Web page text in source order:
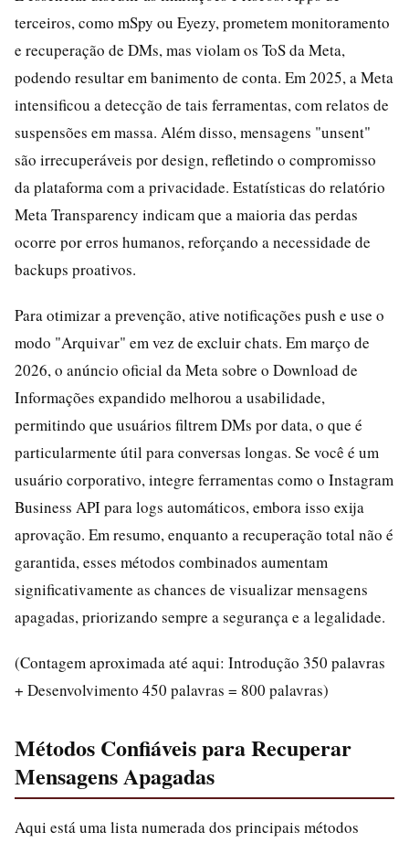
terceiros, como mSpy ou Eyezy, prometem monitoramento
e recuperação de DMs, mas violam os ToS da Meta,
podendo resultar em banimento de conta. Em 2025, a Meta
intensificou a detecção de tais ferramentas, com relatos de
suspensões em massa. Além disso, mensagens "unsent"
são irrecuperáveis por design, refletindo o compromisso
da plataforma com a privacidade. Estatísticas do relatório
Meta Transparency indicam que a maioria das perdas
ocorre por erros humanos, reforçando a necessidade de
backups proativos.
Para otimizar a prevenção, ative notificações push e use o
modo "Arquivar" em vez de excluir chats. Em março de
2026, o anúncio oficial da Meta sobre o Download de
Informações expandido melhorou a usabilidade,
permitindo que usuários filtrem DMs por data, o que é
particularmente útil para conversas longas. Se você é um
usuário corporativo, integre ferramentas como o Instagram
Business API para logs automáticos, embora isso exija
aprovação. Em resumo, enquanto a recuperação total não é
garantida, esses métodos combinados aumentam
significativamente as chances de visualizar mensagens
apagadas, priorizando sempre a segurança e a legalidade.
(Contagem aproximada até aqui: Introdução 350 palavras
+ Desenvolvimento 450 palavras = 800 palavras)
Métodos Confiáveis para Recuperar
Mensagens Apagadas
Aqui está uma lista numerada dos principais métodos